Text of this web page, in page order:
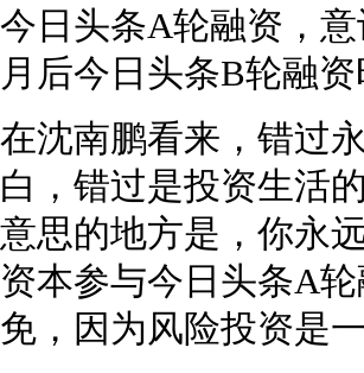
今日头条A轮融资，
月后今日头条B轮融
在沈南鹏看来，错过
白，错过是投资生活
意思的地方是，你永
资本参与今日头条A
免，因为风险投资是